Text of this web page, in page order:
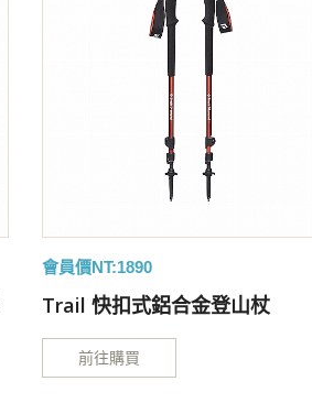
會員價NT:1890
Trail 快扣式鋁合金登山杖
前往購買